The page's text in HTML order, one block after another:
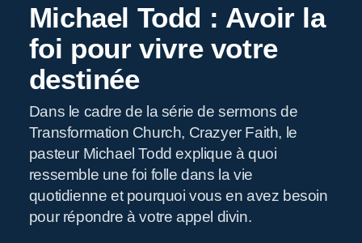
Michael Todd : Avoir la
foi pour vivre votre
destinée
Dans le cadre de la série de sermons de
Transformation Church, Crazyer Faith, le
pasteur Michael Todd explique à quoi
ressemble une foi folle dans la vie
quotidienne et pourquoi vous en avez besoin
pour répondre à votre appel divin.